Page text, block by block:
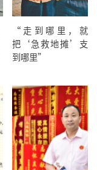
“走到哪里，就
把‘急救地摊’支
到哪里”